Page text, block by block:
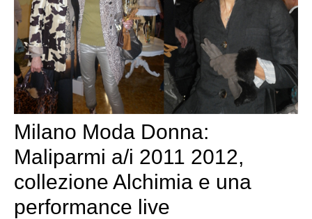
Milano Moda Donna:
Maliparmi a/i 2011 2012,
collezione Alchimia e una
performance live